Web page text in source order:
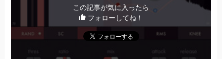
この記事が気に入ったら
フォローしてね！